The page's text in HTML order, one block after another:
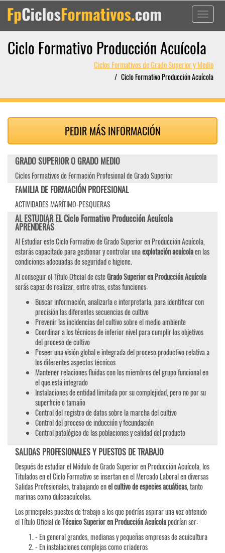
Toggle
Ciclo Formativo Producción Acuícola
Ciclos Formativos de Grado Superior y Medio
Ciclo Formativo Producción Acuícola
PEDIR MÁS INFORMACIÓN
GRADO SUPERIOR O GRADO MEDIO
Ciclos Formativos de Formación Profesional de Grado Superior
FAMILIA DE FORMACIÓN PROFESIONAL
ACTIVIDADES MARÍTIMO-PESQUERAS
AL ESTUDIAR EL Ciclo Formativo Producción Acuícola
APRENDERÁS
Al Estudiar este Ciclo Formativo de Grado Superior en Producción Acuícola,
estarás capacitado para gestionar y controlar unaexplotación acuícolaen las
condiciones adecuadas de seguridad e higiene.
Al conseguir el Título Oficial de esteGrado Superior en Producción Acuícola
serás capaz de realizar, entre otras, estas funciones:
Buscar información, analizarla e interpretarla, para identificar con
precisión las diferentes secuencias de cultivo
Prevenir las incidencias del cultivo sobre el medio ambiente
Coordinar a los técnicos de inferior nivel para cumplir los objetivos
del proceso de cultivo
Poseer una visión global e integrada del proceso productivo relativa a
los diferentes aspectos técnicos
Mantener relaciones fluidas con los miembros del grupo funcional en
el que está integrado
Instalaciones de entidad limitada por su complejidad, pero no por su
superficie o tamaño
Control del registro de datos sobre la marcha del cultivo
Control del proceso de inducción y fecundación
Control patológico de las poblaciones y calidad del producto
SALIDAS PROFESIONALES Y PUESTOS DE TRABAJO
Después de estudiar el Módulo de Grado Superior en Producción Acuícola, los
Titulados en el Ciclo Formativo se insertan en el Mercado Laboral en diversas
Salidas Profesionales, trabajando enel cultivo de especies acuáticas, tanto
marinas como dulceacuícolas.
Los principales puestos de trabajo a los que podrías aspirar una vez obtenido
el Título Oficial deTécnico Superior en Producción Acuícolapodrían ser:
- En general grandes, medianas y pequeñas empresas de acuicultura
- En instalaciones complejas como criaderos